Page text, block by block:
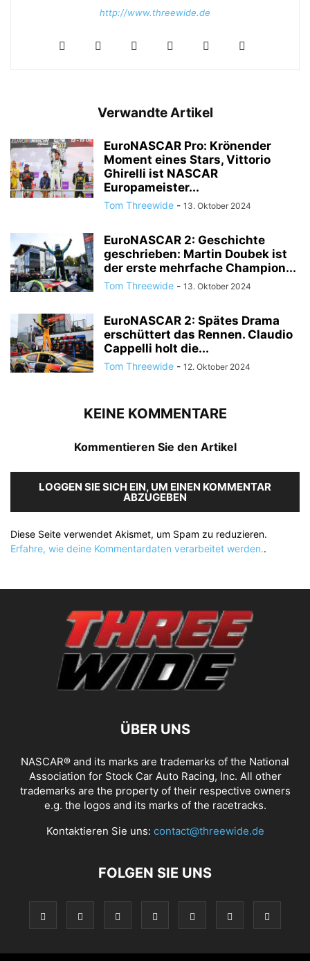
http://www.threewide.de
Verwandte Artikel
EuroNASCAR Pro: Krönender
Moment eines Stars, Vittorio
Ghirelli ist NASCAR
Europameister...
Tom Threewide - 13. Oktober 2024
EuroNASCAR 2: Geschichte
geschrieben: Martin Doubek ist
der erste mehrfache Champion...
Tom Threewide - 13. Oktober 2024
EuroNASCAR 2: Spätes Drama
erschüttert das Rennen. Claudio
Cappelli holt die...
Tom Threewide - 12. Oktober 2024
KEINE KOMMENTARE
Kommentieren Sie den Artikel
LOGGEN SIE SICH EIN, UM EINEN KOMMENTAR
ABZUGEBEN
Diese Seite verwendet Akismet, um Spam zu reduzieren.
Erfahre, wie deine Kommentardaten verarbeitet werden..
ÜBER UNS
NASCAR® and its marks are trademarks of the National
Association for Stock Car Auto Racing, Inc. All other
trademarks are the property of their respective owners
e.g. the logos and its marks of the racetracks.
Kontaktieren Sie uns: contact@threewide.de
FOLGEN SIE UNS